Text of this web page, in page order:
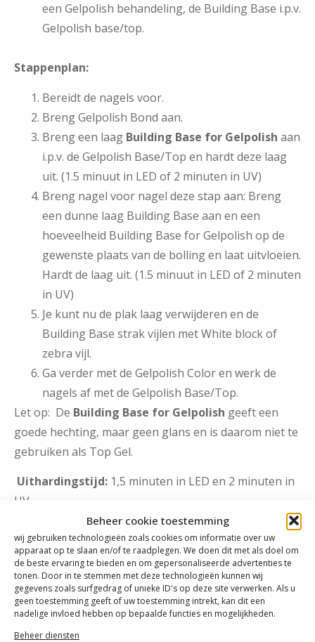
Beheer cookie toestemming
wij gebruiken technologieën zoals cookies om informatie over uw
apparaat op te slaan en/of te raadplegen. We doen dit met als doel om
de beste ervaring te bieden en om gepersonaliseerde advertenties te
tonen. Door in te stemmen met deze technologieën kunnen wij
gegevens zoals surfgedrag of unieke ID's op deze site verwerken. Als u
geen toestemming geeft of uw toestemming intrekt, kan dit een
nadelige invloed hebben op bepaalde functies en mogelijkheden.
Beheer diensten
een Gelpolish behandeling, de Building Base i.p.v.
Gelpolish base/top.
Stappenplan:
Bereidt de nagels voor.
Breng Gelpolish Bond aan.
Breng een laag Building Base for Gelpolish aan
i.p.v. de Gelpolish Base/Top en hardt deze laag
uit. (1.5 minuut in LED of 2 minuten in UV)
Breng nagel voor nagel deze stap aan: Breng
een dunne laag Building Base aan en een
hoeveelheid Building Base for Gelpolish op de
gewenste plaats van de bolling en laat uitvloeien.
Hardt de laag uit. (1.5 minuut in LED of 2 minuten
in UV)
Je kunt nu de plak laag verwijderen en de
Building Base strak vijlen met White block of
zebra vijl.
Ga verder met de Gelpolish Color en werk de
nagels af met de Gelpolish Base/Top.
Let op: De Building Base for Gelpolish geeft een
goede hechting, maar geen glans en is daarom niet te
gebruiken als Top Gel.
Uithardingstijd: 1,5 minuten in LED en 2 minuten in
UV
Overzicht